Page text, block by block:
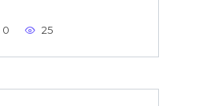
0 25